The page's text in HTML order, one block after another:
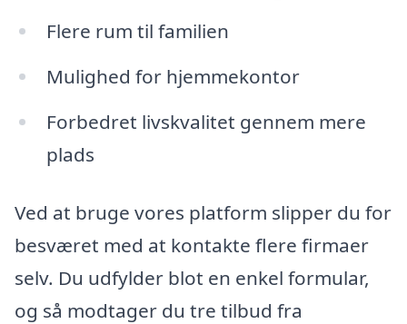
Flere rum til familien
Mulighed for hjemmekontor
Forbedret livskvalitet gennem mere
plads
Ved at bruge vores platform slipper du for
besværet med at kontakte flere firmaer
selv. Du udfylder blot en enkel formular,
og så modtager du tre tilbud fra